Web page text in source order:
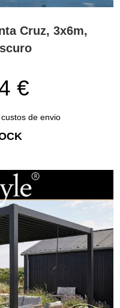
Cruz, 3x6m,
€
custos de envio